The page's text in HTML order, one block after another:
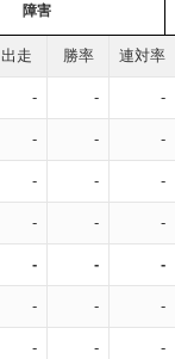
障害
出走 勝率 連対率
- - -
- - -
- - -
- - -
- - -
- - -
- - -